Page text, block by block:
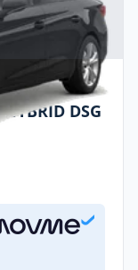
DSG